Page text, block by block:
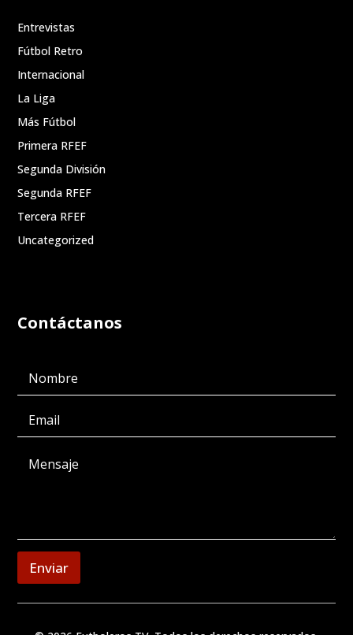
Entrevistas
Fútbol Retro
Internacional
La Liga
Más Fútbol
Primera RFEF
Segunda División
Segunda RFEF
Tercera RFEF
Uncategorized
Contáctanos
Enviar